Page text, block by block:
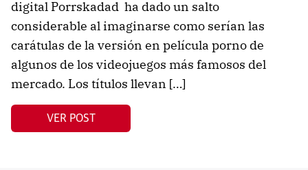
digital Porrskadad ha dado un salto
considerable al imaginarse como serían las
carátulas de la versión en película porno de
algunos de los videojuegos más famosos del
mercado. Los títulos llevan […]
VER POST